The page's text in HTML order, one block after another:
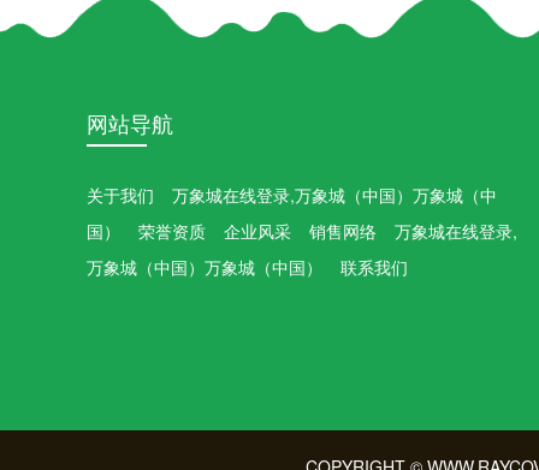
网站导航
关于我们
万象城在线登录,万象城（中国）万象城（中
国）
荣誉资质 企业风采 销售网络
万象城在线登录,
万象城（中国）万象城（中国）
联系我们